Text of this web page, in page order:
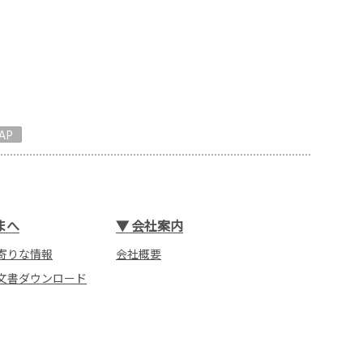
へ
りな情報
書ダウンロード
▼会社案内
会社概要